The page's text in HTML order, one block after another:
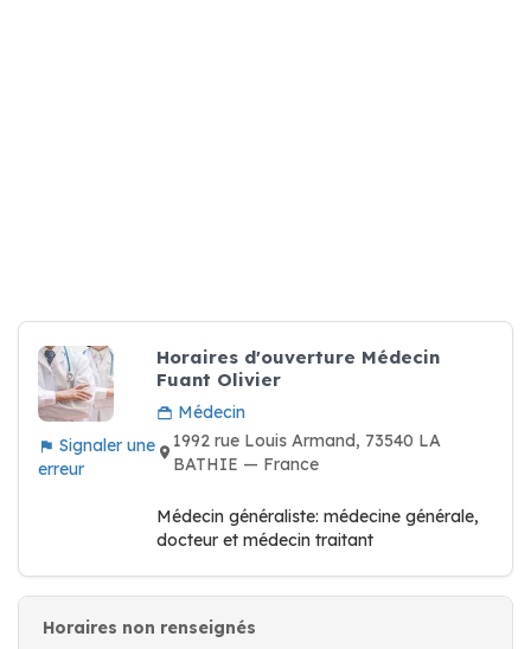
Signaler une
erreur
Horaires d'ouverture Médecin
Fuant Olivier
Médecin
1992 rue Louis Armand, 73540 LA
BATHIE — France
Médecin généraliste: médecine générale,
docteur et médecin traitant
Horaires non renseignés